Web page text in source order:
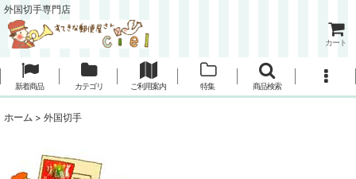
外国切手専門店
カート
新着商品 カテゴリ ご利用案内 特集 商品検索
ホーム > 外国切手